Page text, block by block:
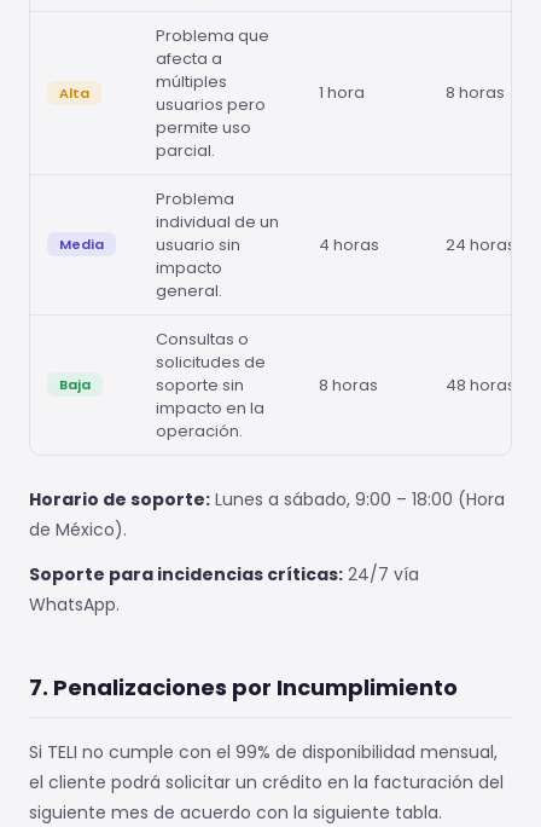
Alta
Problema que
afecta a
múltiples
usuarios pero
permite uso
parcial.
1 hora 8 horas
Media
Problema
individual de un
usuario sin
impacto
general.
4 horas 24 horas
Baja
Consultas o
solicitudes de
soporte sin
impacto en la
operación.
8 horas 48 horas
Horario de soporte: Lunes a sábado, 9:00 – 18:00 (Hora
de México).
Soporte para incidencias críticas: 24/7 vía
WhatsApp.
7. Penalizaciones por Incumplimiento
Si TELI no cumple con el 99% de disponibilidad mensual,
el cliente podrá solicitar un crédito en la facturación del
siguiente mes de acuerdo con la siguiente tabla.